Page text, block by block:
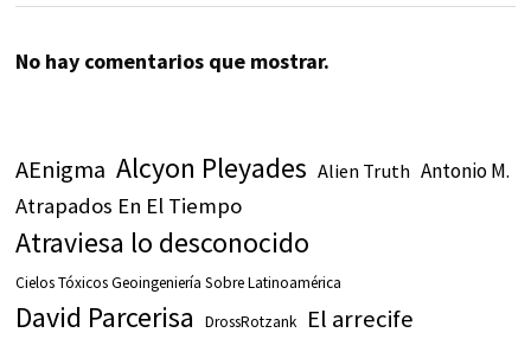
No hay comentarios que mostrar.
AEnigma Alcyon Pleyades Alien Truth Antonio M.
Atrapados En El Tiempo
Atraviesa lo desconocido
Cielos Tóxicos Geoingeniería Sobre Latinoamérica
David Parcerisa DrossRotzank El arrecife